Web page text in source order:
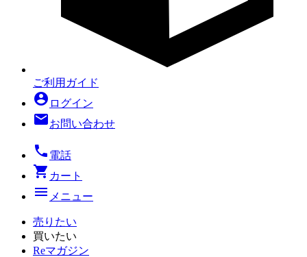
ご利用ガイド
account_circle ログイン
mailお問い合わせ
local_phone 電話
shopping_cart カート
menu メニュー
売りたい
買いたい
Reマガジン